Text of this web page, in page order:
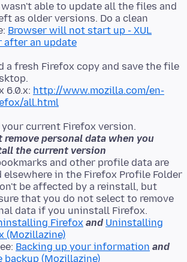
able to update all the files and
as older versions. Do a clean
Browser will not start up - XUL
after an update
a fresh Firefox copy and save the file
6.0.x: http://www.mozilla.com/en-
all.html
current Firefox version.
remove personal data when you
the current version
and other profile data are
elsewhere in the Firefox Profile Folder
be affected by a reinstall, but
that you do not select to remove
data if you uninstall Firefox.
Firefox and Uninstalling
(Mozillazine)
Backing up your information and
backup (Mozillazine)